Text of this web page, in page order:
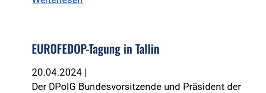
EUROFEDOP-Tagung in Tallin
20.04.2024 |
Der DPolG Bundesvorsitzende und Präsident der